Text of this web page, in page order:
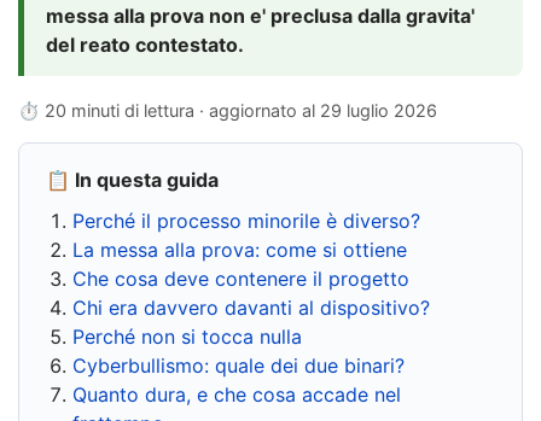
messa alla prova non e' preclusa dalla gravita'
del reato contestato.
⏱ 20 minuti di lettura · aggiornato al 29 luglio 2026
📋 In questa guida
Perché il processo minorile è diverso?
La messa alla prova: come si ottiene
Che cosa deve contenere il progetto
Chi era davvero davanti al dispositivo?
Perché non si tocca nulla
Cyberbullismo: quale dei due binari?
Quanto dura, e che cosa accade nel